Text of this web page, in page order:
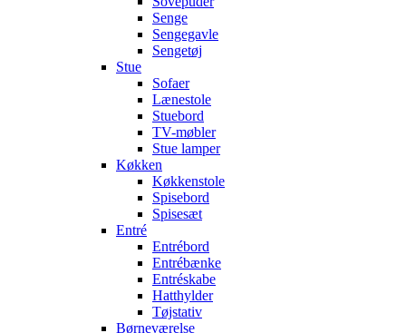
Senge
Sengegavle
Sengetøj
Stue
Sofaer
Lænestole
Stuebord
TV-møbler
Stue lamper
Køkken
Køkkenstole
Spisebord
Spisesæt
Entré
Entrébord
Entrébænke
Entréskabe
Hatthylder
Tøjstativ
Børneværelse